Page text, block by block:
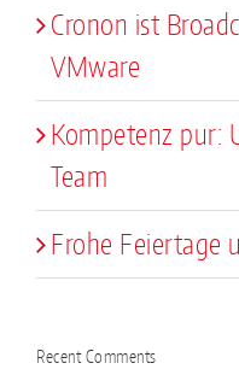
Cronon ist
VMware
Kompetenz pur:
Team
Frohe Feiertage
Recent Comments